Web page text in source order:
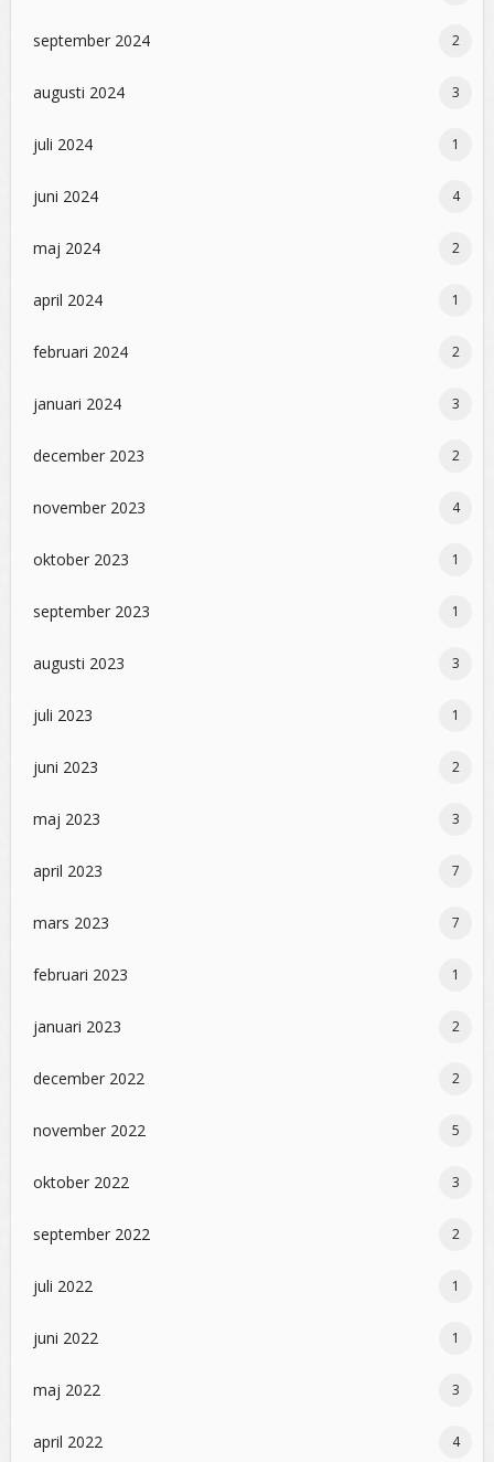
september 2024 2
augusti 2024 3
juli 2024 1
juni 2024 4
maj 2024 2
april 2024 1
februari 2024 2
januari 2024 3
december 2023 2
november 2023 4
oktober 2023 1
september 2023 1
augusti 2023 3
juli 2023 1
juni 2023 2
maj 2023 3
april 2023 7
mars 2023 7
februari 2023 1
januari 2023 2
december 2022 2
november 2022 5
oktober 2022 3
september 2022 2
juli 2022 1
juni 2022 1
maj 2022 3
april 2022 4